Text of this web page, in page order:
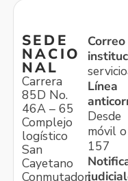
SEDE
NACIO
NAL
Carrera
85D No.
46A – 65
Complejo
logístico
San
Cayetano
Conmutador:
Correo
Línea
Desde
móvil
157